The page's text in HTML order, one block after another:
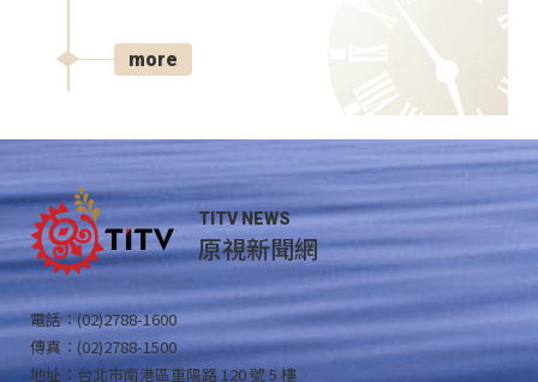
more
TITV NEWS
原視新聞網
電話：(02)2788-1600
傳真：(02)2788-1500
地址：台北市南港區重陽路 120 號 5 樓